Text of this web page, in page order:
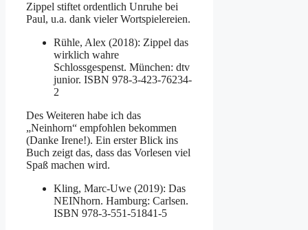
Zippel stiftet ordentlich Unruhe bei
Paul, u.a. dank vieler Wortspielereien.
Rühle, Alex (2018): Zippel das
wirklich wahre
Schlossgespenst. München: dtv
junior. ISBN 978-3-423-76234-
2
Des Weiteren habe ich das
„Neinhorn“ empfohlen bekommen
(Danke Irene!). Ein erster Blick ins
Buch zeigt das, dass das Vorlesen viel
Spaß machen wird.
Kling, Marc-Uwe (2019): Das
NEINhorn. Hamburg: Carlsen.
ISBN 978-3-551-51841-5